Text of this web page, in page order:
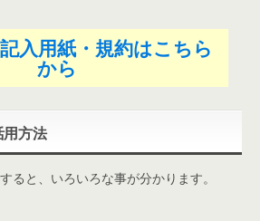
入用紙・規約はこちら
から
方法
ると、いろいろな事が分かります。